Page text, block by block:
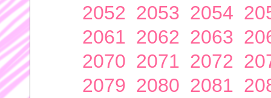
2052 2053 2054
2061 2062 2063
2070 2071 2072
2079 2080 2081